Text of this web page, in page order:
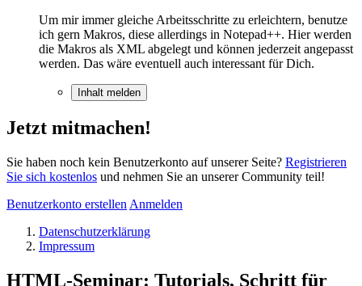
Um mir immer gleiche Arbeitsschritte zu erleichtern, benutze
ich gern Makros, diese allerdings in Notepad++. Hier werden
die Makros als XML abgelegt und können jederzeit angepasst
werden. Das wäre eventuell auch interessant für Dich.
Inhalt melden
Jetzt mitmachen!
Sie haben noch kein Benutzerkonto auf unserer Seite? Registrieren
Sie sich kostenlos und nehmen Sie an unserer Community teil!
Benutzerkonto erstellen Anmelden
Datenschutzerklärung
Impressum
HTML-Seminar: Tutorials, Schritt für